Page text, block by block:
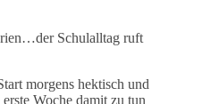
Schulalltag ruft
morgens hektisch und
Woche damit zu tun